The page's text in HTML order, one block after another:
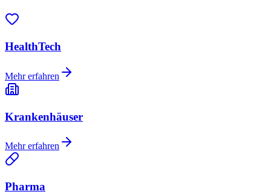
HealthTech
Mehr erfahren
Krankenhäuser
Mehr erfahren
Pharma